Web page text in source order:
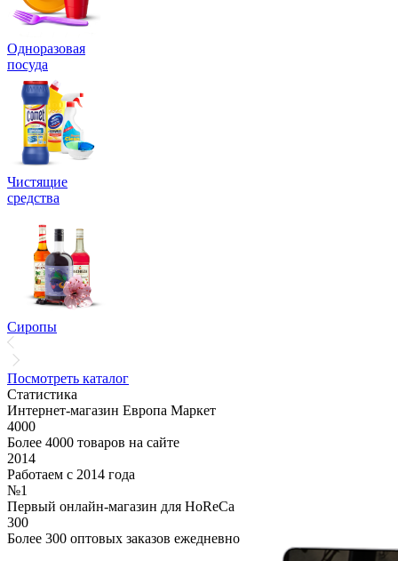
Одноразовая
посуда
Чистящие
средства
Сиропы
Посмотреть каталог
Статистика
Интернет-магазин Европа Маркет
4000
Более 4000 товаров на сайте
2014
Работаем с 2014 года
№1
Первый онлайн-магазин для HoReCa
300
Более 300 оптовых заказов ежедневно